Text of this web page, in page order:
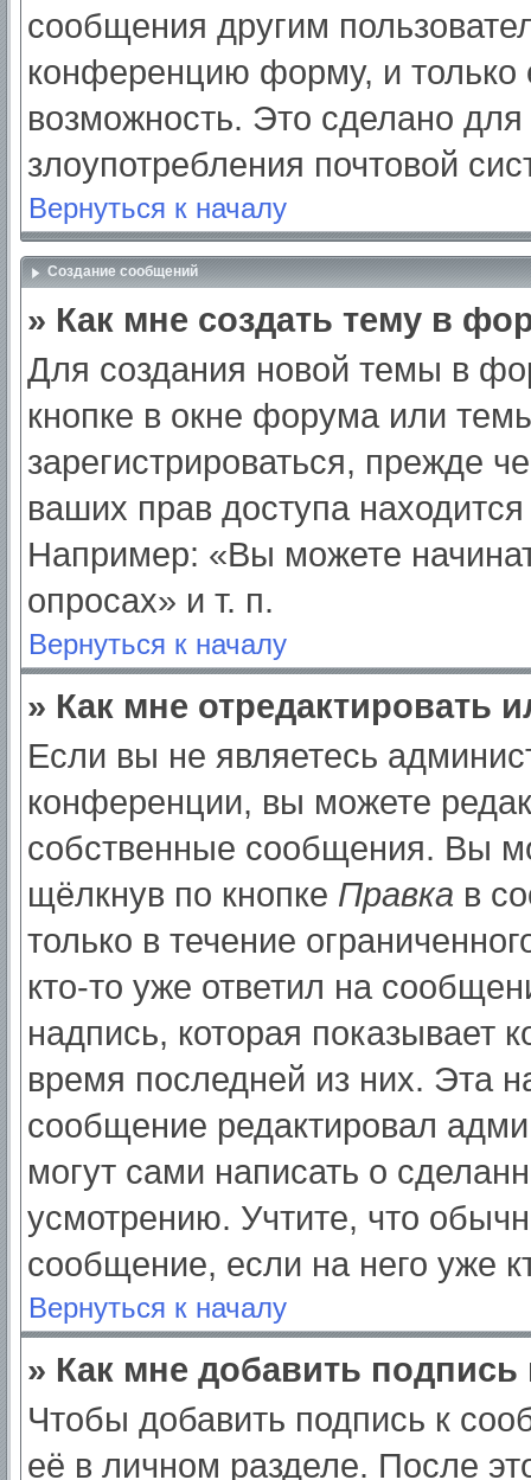
сообщения другим
конференцию форму, и только
возможность. Это сделано для
злоупотребления почтовой
Вернуться к началу
Создание сообщений
» Как мне создать тему в
Для создания новой темы в
кнопке в окне форума или
зарегистрироваться, прежде
ваших прав доступа
Например: «Вы можете
опросах» и т. п.
Вернуться к началу
» Как мне отредактировать
Если вы не являетесь
конференции, вы можете
собственные сообщения. Вы
щёлкнув по кнопке Правка в
только в течение
кто-то уже ответил на
надпись, которая показывает
время последней из них. Эта
сообщение редактировал
могут сами написать о
усмотрению. Учтите, что
сообщение, если на него уже
Вернуться к началу
» Как мне добавить
Чтобы добавить подпись к
её в личном разделе. После